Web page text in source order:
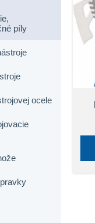
píly
ocele